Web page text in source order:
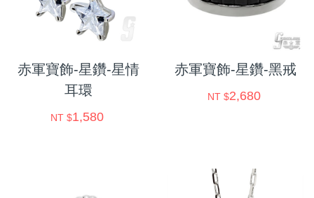
赤軍寶飾-星鑽-星情
耳環
NT $1,580
赤軍寶飾-星鑽-黑戒
NT $2,680